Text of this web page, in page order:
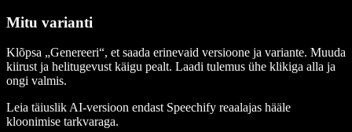
Mitu varianti
Klõpsa „Genereeri“, et saada erinevaid versioone ja variante. Muuda
kiirust ja helitugevust käigu pealt. Laadi tulemus ühe klikiga alla ja
ongi valmis.
Leia täiuslik AI-versioon endast Speechify reaalajas hääle
kloonimise tarkvaraga.